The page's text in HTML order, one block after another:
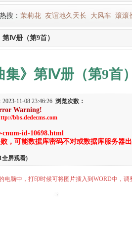
搜： 茉莉花 友谊地久天长 大风车 滚滚
第Ⅳ册（第9首）
集》第Ⅳ册（第9首）
2023-11-08 23:46:26 浏览次数：
Warning!
bbs.dedecms.com
cnum-id-10698.html
，可能数据库密码不对或数据库服务器出
全屏观看)
脑中，打印时候可将图片插入到WORD中，调